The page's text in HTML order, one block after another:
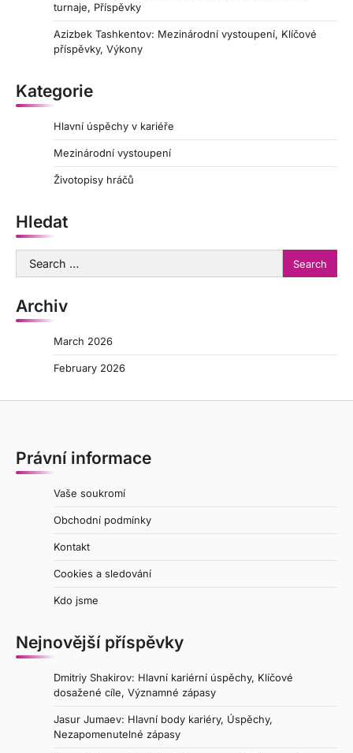
turnaje, Příspěvky
Azizbek Tashkentov: Mezinárodní vystoupení, Klíčové
příspěvky, Výkony
Kategorie
Hlavní úspěchy v kariéře
Mezinárodní vystoupení
Životopisy hráčů
Hledat
Search
for:
Archiv
March 2026
February 2026
Právní informace
Vaše soukromí
Obchodní podmínky
Kontakt
Cookies a sledování
Kdo jsme
Nejnovější příspěvky
Dmitriy Shakirov: Hlavní kariérní úspěchy, Klíčové
dosažené cíle, Významné zápasy
Jasur Jumaev: Hlavní body kariéry, Úspěchy,
Nezapomenutelné zápasy